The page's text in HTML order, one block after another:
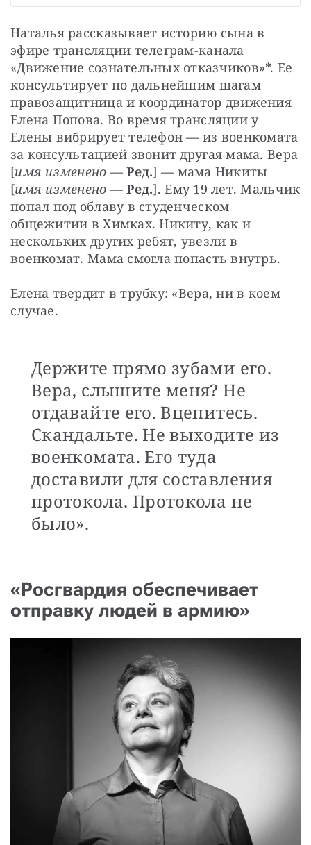
Наталья рассказывает историю сына в
эфире трансляции телеграм-канала
«Движение сознательных отказчиков»*. Ее
консультирует по дальнейшим шагам
правозащитница и координатор движения
Елена Попова. Во время трансляции у
Елены вибрирует телефон — из военкомата
за консультацией звонит другая мама. Вера
[имя изменено — Ред.] — мама Никиты
[имя изменено — Ред.]. Ему 19 лет. Мальчик
попал под облаву в студенческом
общежитии в Химках. Никиту, как и
нескольких других ребят, увезли в
военкомат. Мама смогла попасть внутрь.
Елена твердит в трубку: «Вера, ни в коем
случае.
Держите прямо зубами его.
Вера, слышите меня? Не
отдавайте его. Вцепитесь.
Скандальте. Не выходите из
военкомата. Его туда
доставили для составления
протокола. Протокола не
было».
«Росгвардия обеспечивает
отправку людей в армию»